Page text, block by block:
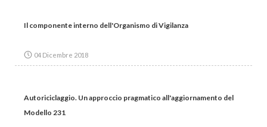
Il componente interno dell'Organismo di Vigilanza
04 Dicembre 2018
Autoriciclaggio. Un approccio pragmatico all'aggiornamento del
Modello 231